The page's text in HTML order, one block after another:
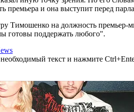
премьера и она выступит перед
Тимошенко на должность премьер-
готовы поддержать любого".
текст и нажмите